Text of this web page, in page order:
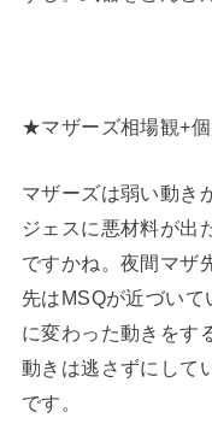
★マザーズ相場観+
マザーズは弱い動き
ジェスに悪材料が出
ですかね。夜間マザ
先はMSQが近づい
に変わった動きをす
動きは逃さずにして
です。